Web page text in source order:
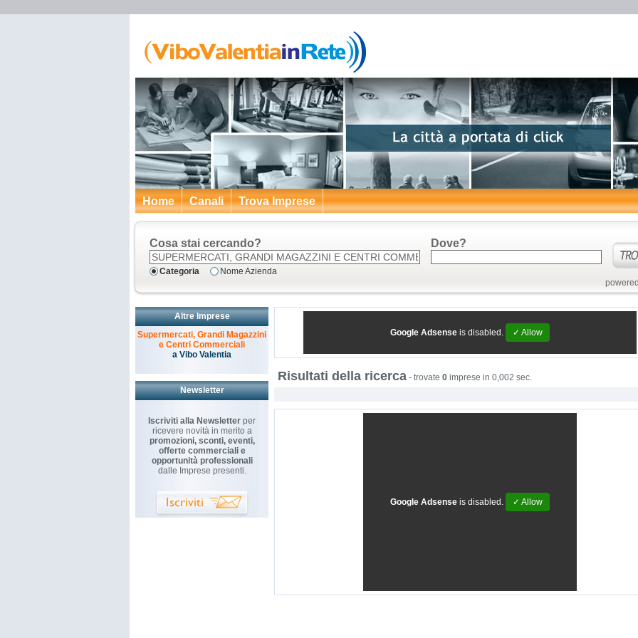
Home Canali Trova Imprese
Cosa stai cercando?
Categoria Nome Azienda
Dove?
Altre Imprese
Supermercati, Grandi Magazzini
e Centri Commerciali
a Vibo Valentia
Newsletter
Iscriviti alla Newsletter per
ricevere novità in merito a
promozioni, sconti, eventi,
offerte commerciali e
opportunità professionali
dalle Imprese presenti.
Google Adsense is disabled. ✓ Allow
Risultati della ricerca - trovate 0 imprese in 0,002 sec.
Google Adsense is disabled. ✓ Allow